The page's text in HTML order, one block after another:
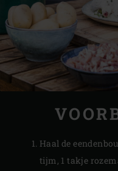
Haal de
tijm, 1 takje